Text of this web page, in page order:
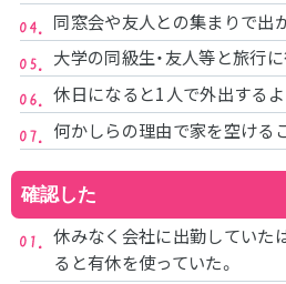
同窓会や友人との集まりで出
大学の同級生・友人等と旅行
休日になると1人で外出するよ
何かしらの理由で家を空ける
確認した
休みなく会社に出勤していた
ると有休を使っていた。